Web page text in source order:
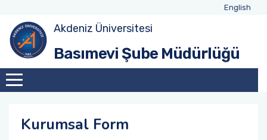
English
Akdeniz Üniversitesi
Basımevi Şube Müdürlüğü
Kurumsal Form